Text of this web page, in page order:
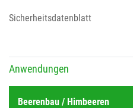
Sicherheitsdatenblatt
Anwendungen
Beerenbau / Himbeeren